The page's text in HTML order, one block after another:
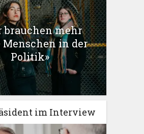
brauchen mehr
Menschen in der
Politik»
im Interview